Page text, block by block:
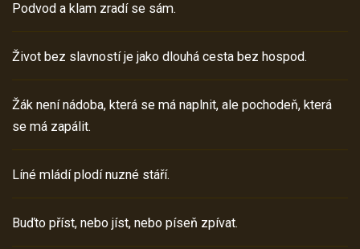
Podvod a klam zradí se sám.
Život bez slavností je jako dlouhá cesta bez hospod.
Žák není nádoba, která se má naplnit, ale pochodeň, která
se má zapálit.
Líné mládí plodí nuzné stáří.
Buďto příst, nebo jíst, nebo píseň zpívat.